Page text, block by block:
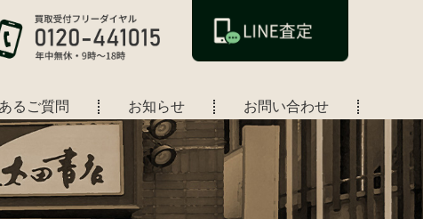
るご質問 お知らせ お問い合わせ